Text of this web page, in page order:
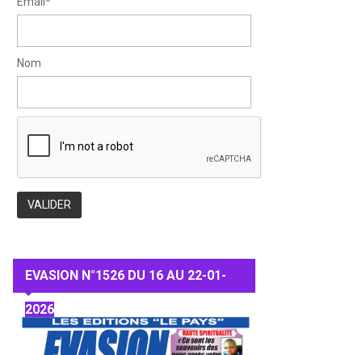
Nom
EVASION N°1526 DU 16 AU 22-01-
2026